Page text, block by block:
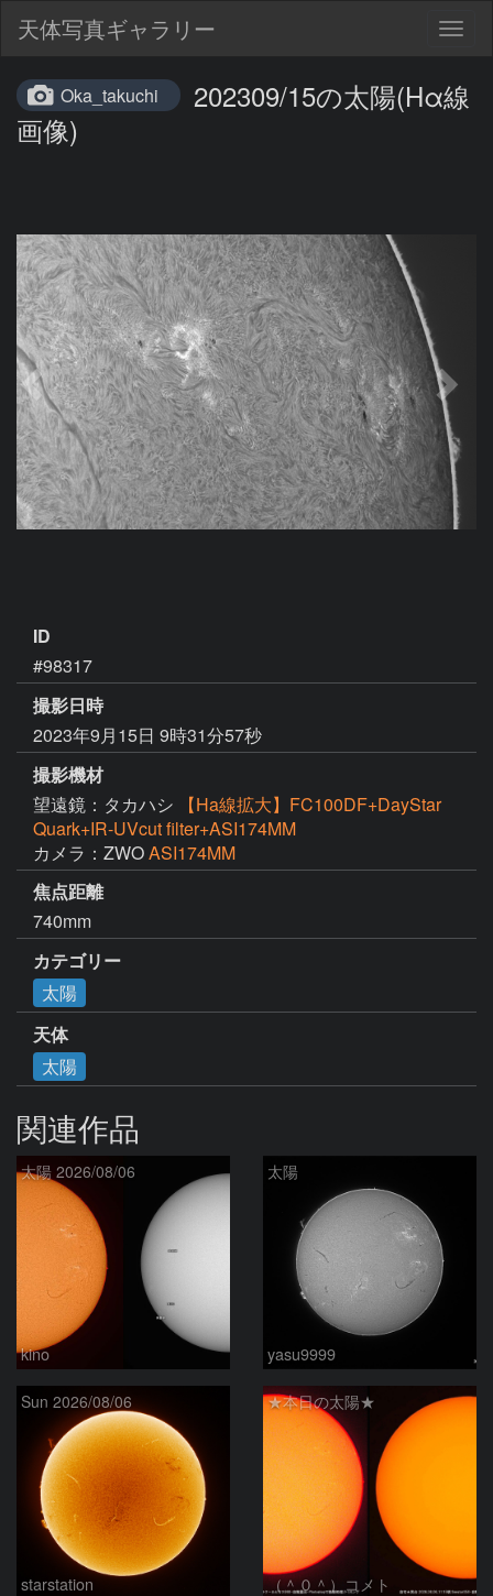
天体写真ギャラリー
Oka_takuchi
202309/15の太陽(Hα線
画像)
ID
#98317
撮影日時
2023年9月15日 9時31分57秒
撮影機材
望遠鏡：タカハシ
【Ha線拡大】FC100DF+DayStar
Quark+IR-UVcut filter+ASI174MM
カメラ：ZWOASI174MM
焦点距離
740mm
カテゴリー
太陽
天体
太陽
関連作品
太陽 2026/08/06
kino
太陽
yasu9999
Sun 2026/08/06
starstation
★本日の太陽★
（＾０＾）コメト